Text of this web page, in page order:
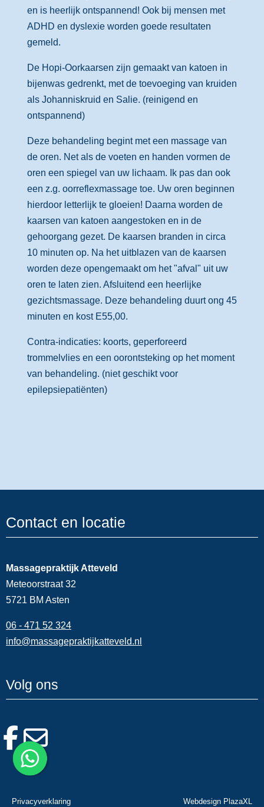
en is heerlijk ontspannend! Ook bij mensen met
ADHD en dyslexie worden goede resultaten
gemeld.
De Hopi-Oorkaarsen zijn gemaakt van katoen in
bijenwas gedrenkt, met de toevoeging van kruiden
als Johanniskruid en Salie. (reinigend en
ontspannend)
Deze behandeling begint met een massage van
de oren. Net als de voeten en handen vormen de
oren een spiegel van uw lichaam. Ik pas dan ook
een z.g. oorreflexmassage toe. Uw oren beginnen
hierdoor letterlijk te gloeien! Daarna worden de
kaarsen van katoen aangestoken en in de
gehoorgang gezet. De kaarsen branden in circa
10 minuten op. Na het uitblazen van de kaarsen
worden deze opengemaakt om het "afval" uit uw
oren te laten zien. Afsluitend een heerlijke
gezichtsmassage. Deze behandeling duurt ong 45
minuten en kost E55,00.
Contra-indicaties: koorts, geperforeerd
trommelvlies en een oorontsteking op het moment
van behandeling. (niet geschikt voor
epilepsiepatiënten)
Contact en locatie
Massagepraktijk Atteveld
Meteoorstraat 32
5721 BM Asten
06 - 471 52 324
info@massagepraktijkatteveld.nl
Volg ons
Privacyverklaring Webdesign PlazaXL